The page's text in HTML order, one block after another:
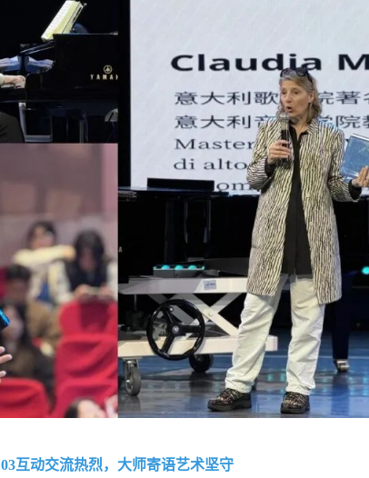
03互动交流热烈，大师寄语艺术坚守